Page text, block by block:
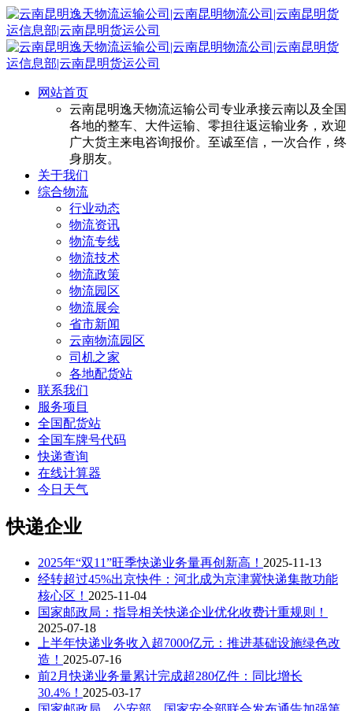
网站首页
云南昆明逸天物流运输公司专业承接云南以及全国
各地的整车、大件运输、零担往返运输业务，欢迎
广大货主来电咨询报价。至诚至信，一次合作，终
身朋友。
关于我们
综合物流
行业动态
物流资讯
物流专线
物流技术
物流政策
物流园区
物流展会
省市新闻
云南物流园区
司机之家
各地配货站
联系我们
服务项目
全国配货站
全国车牌号代码
快递查询
在线计算器
今日天气
快递企业
2025年“双11”旺季快递业务量再创新高！ 2025-11-13
经转超过45%出京快件：河北成为京津冀快递集散功能
核心区！ 2025-11-04
国家邮政局：指导相关快递企业优化收费计重规则！
2025-07-18
上半年快递业务收入超7000亿元：推进基础设施绿色改
造！ 2025-07-16
前2月快递业务量累计完成超280亿件：同比增长
30.4%！ 2025-03-17